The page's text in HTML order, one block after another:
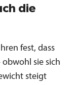
die
fest, dass
sie sich
steigt